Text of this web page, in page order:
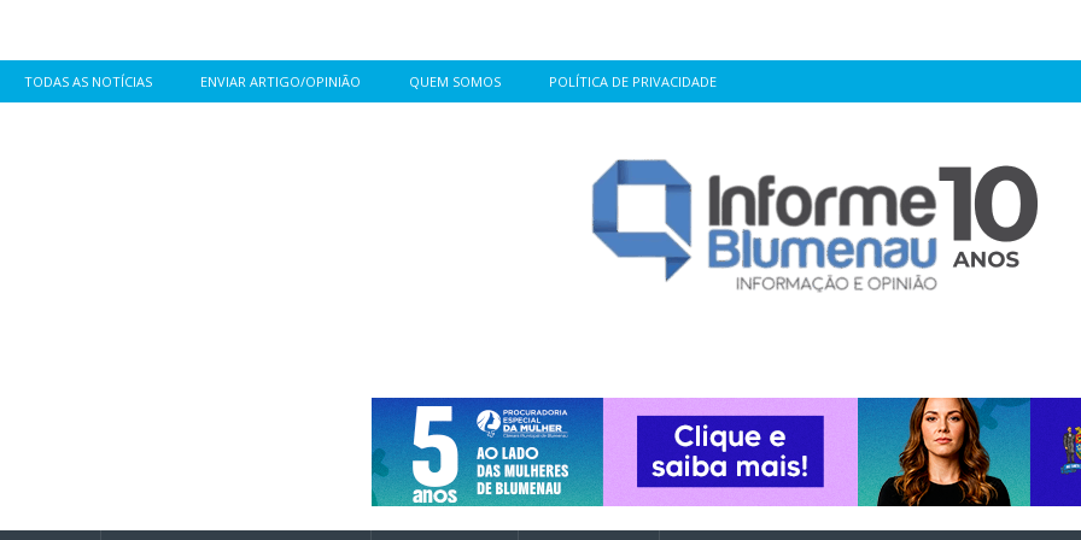
TODAS AS NOTÍCIAS ENVIAR ARTIGO/OPINIÃO QUEM SOMOS POLÍTICA DE PRIVACIDADE